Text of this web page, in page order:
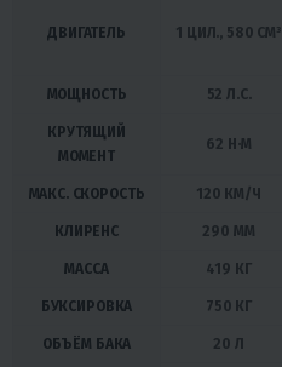
ДВИГАТЕЛЬ 1 ЦИЛ., 580 СМ³
МОЩНОСТЬ 52 Л.С.
КРУТЯЩИЙ
МОМЕНТ
62 Н·М
МАКС. СКОРОСТЬ 120 КМ/Ч
КЛИРЕНС 290 ММ
МАССА 419 КГ
БУКСИРОВКА 750 КГ
ОБЪЁМ БАКА 20 Л